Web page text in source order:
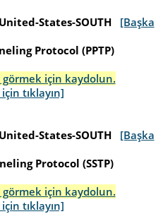
States-SOUTH
[Başka
Protocol (PPTP)
görmek için kaydolun.
tıklayın]
States-SOUTH
[Başka
Protocol (SSTP)
görmek için kaydolun.
tıklayın]